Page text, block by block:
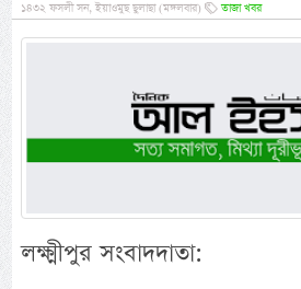
১৪৩২ ফসলী সন, ইয়াওমুছ ছুলাছা (মঙ্গলবার)
তাজা খবর
লক্ষ্মীপুর সংবাদদাতা: